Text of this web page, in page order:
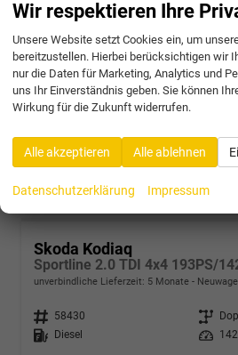
unverbindliche Lieferzeit:
Fahrzeugnr. 58428 Getriebe
Kraftstoff
Benzin Leistung
47.031,– €
Verbrauch kombiniert:
7,60 l/100km
CO -Klasse:F
Skoda Kodiaq
unverbindliche Lieferzeit: 5 Monate
Fahrzeugnr. 58430 Getriebe
Kraftstoff
Diesel Leistung
Wir respektieren Ihre
Unsere Website setzt Cookies ein, um
bereitzustellen. Hierbei berücksichtigen wir
nur die Daten für Marketing, Analytics und
uns Ihr Einverständnis geben. Sie können
Wirkung für die Zukunft widerrufen.
Alle akzeptieren Alle ablehnen
Datenschutzerklärung Impressum